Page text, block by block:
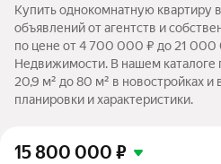
Купить однокомнатную квартиру
объявлений от агентств и
по цене от 4 700 000 ₽ до 21 000
Недвижимости. В нашем
20,9 м² до 80 м² в новостройках
планировки и характеристики.
15 800 000 ₽